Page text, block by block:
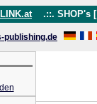
LINK.at .::. SHOP's [
publishing.de